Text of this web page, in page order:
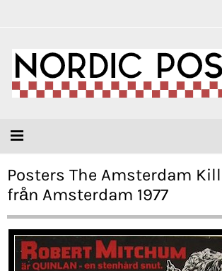
Posters The Amsterdam
från Amsterdam 1977